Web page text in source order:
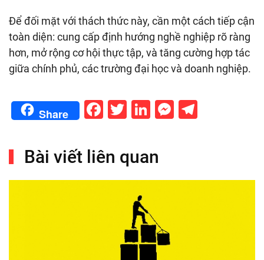
Để đối mặt với thách thức này, cần một cách tiếp cận
toàn diện: cung cấp định hướng nghề nghiệp rõ ràng
hơn, mở rộng cơ hội thực tập, và tăng cường hợp tác
giữa chính phủ, các trường đại học và doanh nghiệp.
Share Facebook
Twitter
LinkedIn
Bài viết liên quan